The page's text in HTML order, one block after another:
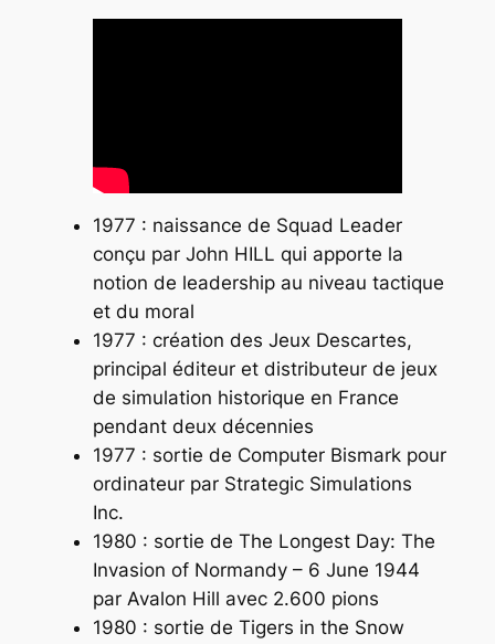
1977 : naissance de Squad Leader
conçu par John HILL qui apporte la
notion de leadership au niveau tactique
et du moral
1977 : création des Jeux Descartes,
principal éditeur et distributeur de jeux
de simulation historique en France
pendant deux décennies
1977 : sortie de Computer Bismarkpour
ordinateur par Strategic Simulations
Inc.
1980 : sortie de The Longest Day: The
Invasion of Normandy – 6 June 1944
par Avalon Hill avec 2.600 pions
1980 : sortie de Tigers in the Snow